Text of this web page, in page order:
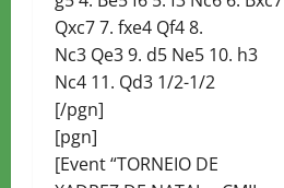
Qxc7 7. fxe4 Qf4 8.
Nc3 Qe3 9. d5 Ne5 10. h3
Nc4 11. Qd3 1/2-1/2
[/pgn]
[pgn]
[Event “TORNEIO DE